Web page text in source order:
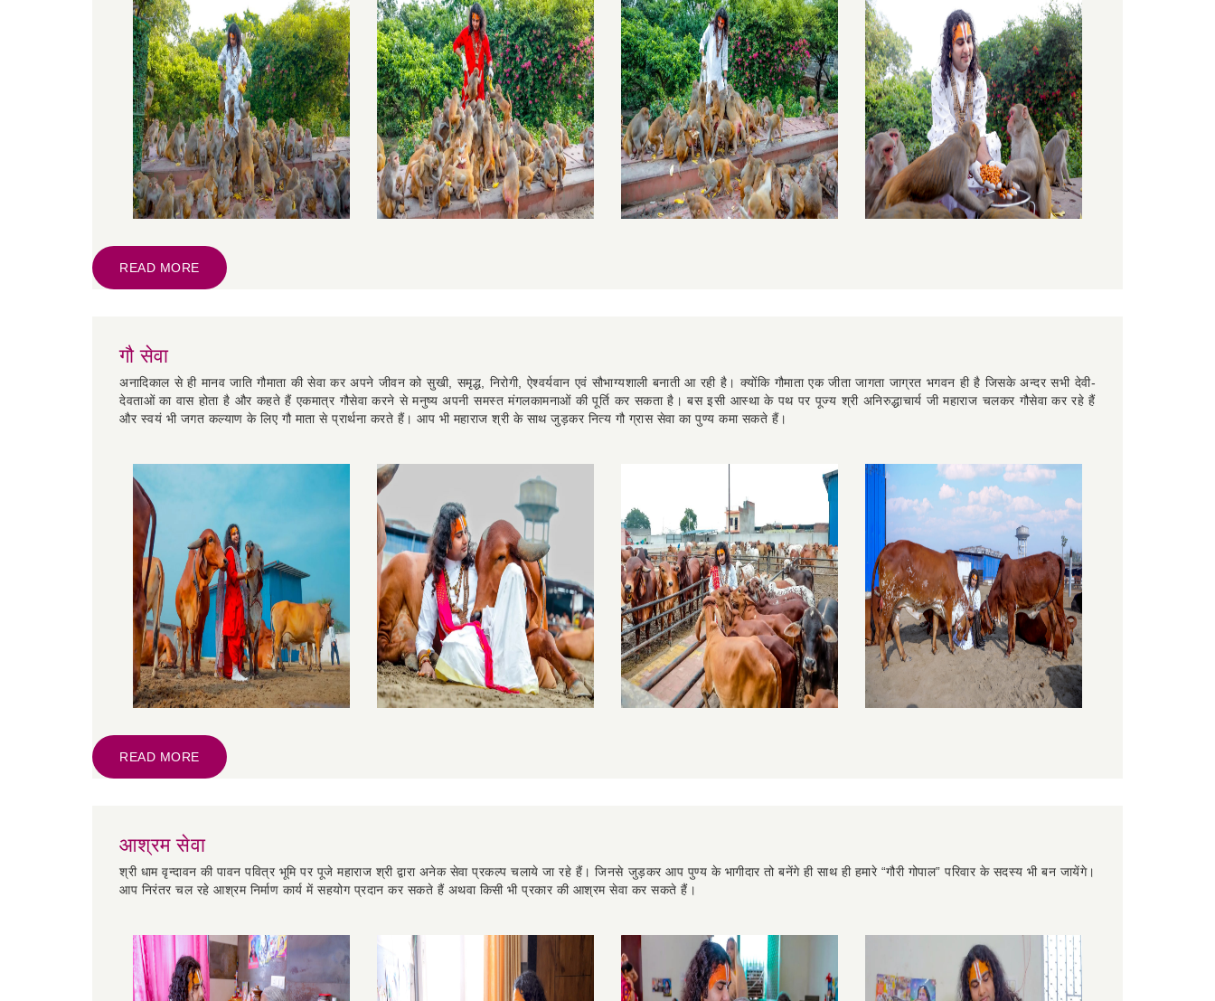
READ MORE
गौ सेवा
अनादिकाल से ही मानव जाति गौमाता की सेवा कर अपने जीवन को सुखी, समृद्ध, निरोगी, ऐश्वर्यवान एवं सौभाग्यशाली बनाती आ रही है। क्योंकि गौमाता एक जीता जागता जाग्रत भगवन ही है जिसके अन्दर सभी देवी-
देवताओं का वास होता है और कहते हैं एकमात्र गौसेवा करने से मनुष्य अपनी समस्त मंगलकामनाओं की पूर्ति कर सकता है। बस इसी आस्था के पथ पर पूज्य श्री अनिरुद्धाचार्य जी महाराज चलकर गौसेवा कर रहे हैं
READ MORE
आश्रम सेवा
श्री धाम वृन्दावन की पावन पवित्र भूमि पर पूजे महाराज श्री द्वारा अनेक सेवा प्रकल्प चलाये जा रहे हैं। जिनसे जुड़कर आप पुण्य के भागीदार तो बनेंगे ही साथ ही हमारे “गौरी गोपाल” परिवार के सदस्य भी बन जायेंगे।